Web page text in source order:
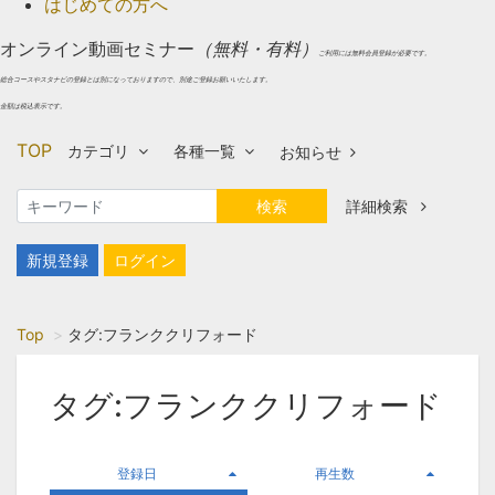
はじめての方へ
オンライン動画セミナー （無料・有料） ご利用には無料会員登録が必要です。
総合コースやスタナビの登録とは別になっておりますので、別途ご登録お願いいたします。
金額は税込表示です。
TOP カテゴリ 各種一覧 お知らせ
検索 詳細検索
新規登録 ログイン
Top タグ:フランククリフォード
タグ:フランククリフォード
登録日
再生数